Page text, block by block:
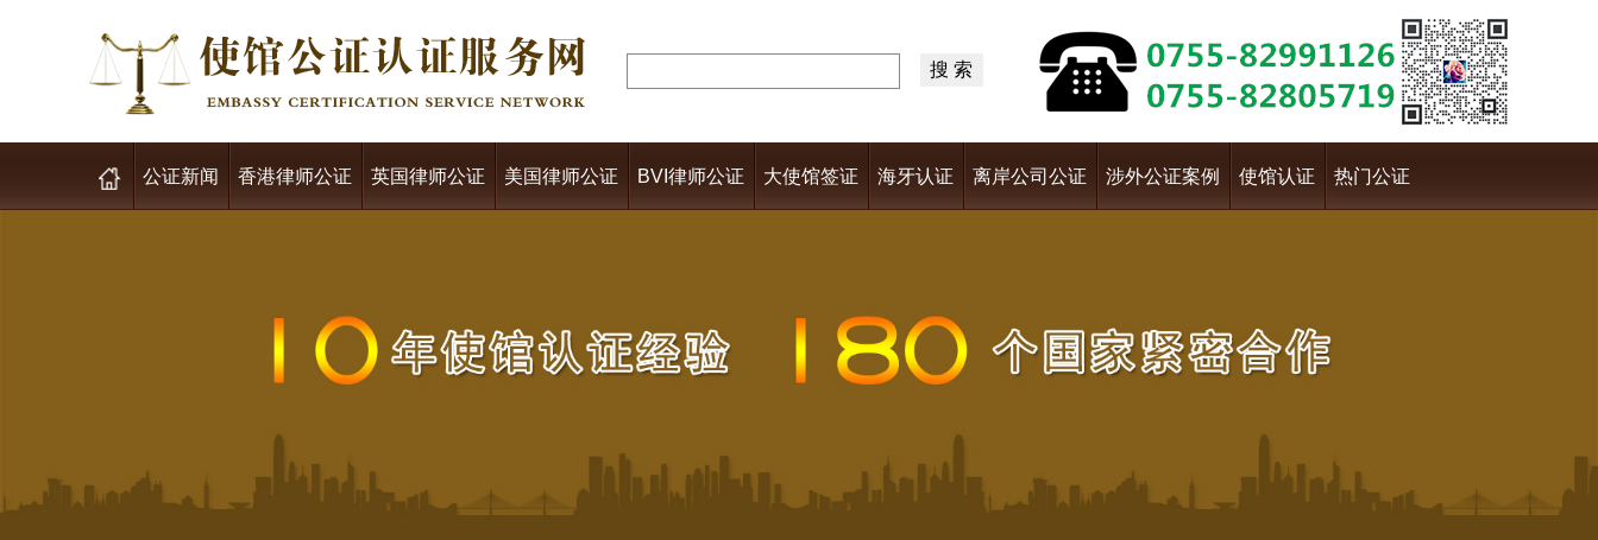
公证新闻 香港律师公证 英国律师公证 美国律师公证 BVI律师公证 大使馆签证 海牙认证 离岸公司公证 涉外公证案例 使馆认证 热门公证